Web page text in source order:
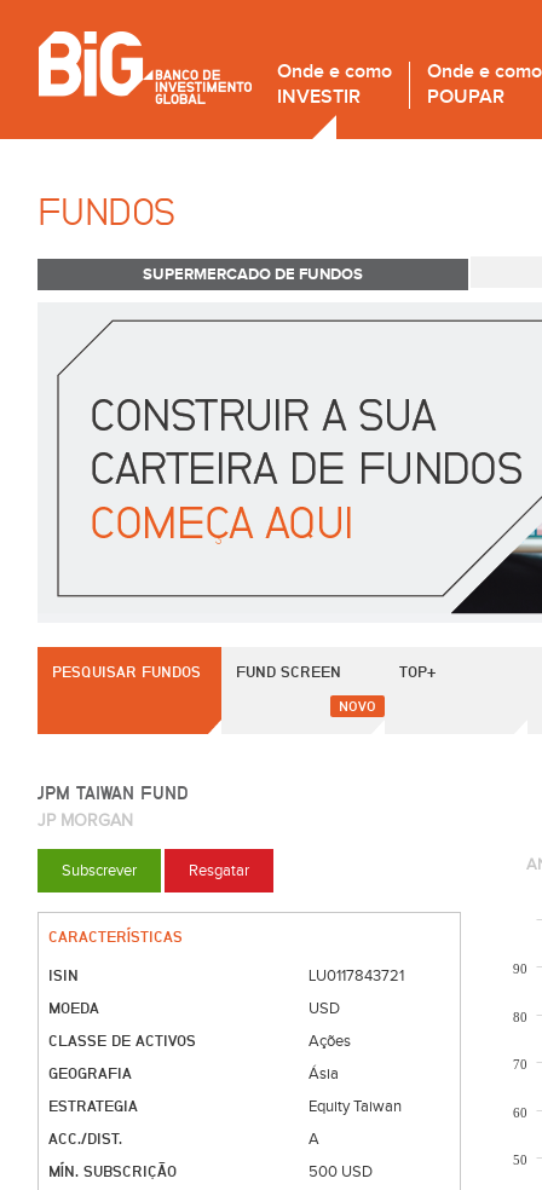
Onde e como
INVESTIR
Onde e como
POUPAR
FUNDOS
SUPERMERCADO DE FUNDOS
PESQUISAR FUNDOS FUND SCREEN
NOVO
TOP+
JPM TAIWAN FUND
JP MORGAN
Subscrever Resgatar
CARACTERÍSTICAS
ISIN
LU0117843721
MOEDA
USD
CLASSE DE ACTIVOS
Ações
GEOGRAFIA
Ásia
ESTRATEGIA
Equity Taiwan
ACC./DIST.
A
MÍN. SUBSCRIÇÃO
500 USD
50
60
70
80
90